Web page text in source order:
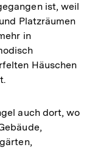
ist, weil
Platzräumen
in
Häuschen
auch dort, wo